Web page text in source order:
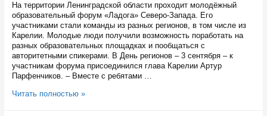
На территории Ленинградской области проходит молодёжный
образовательный форум «Ладога» Северо-Запада. Его
участниками стали команды из разных регионов, в том числе из
Карелии. Молодые люди получили возможность поработать на
разных образовательных площадках и пообщаться с
авторитетными спикерами. В День регионов – 3 сентября – к
участникам форума присоединился глава Карелии Артур
Парфенчиков. – Вместе с ребятами …
Глава
Читать полностью »